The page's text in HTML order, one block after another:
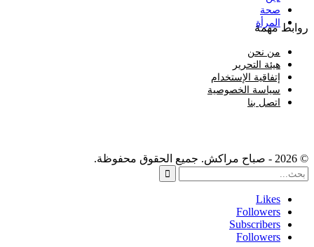
صحة
المرأة
روابط مهمة
من نحن
هيئة التحرير
إتفاقية الإستخدام
سياسة الخصوصية
اتصل بنا
© 2026 - صباح مراكش. جميع الحقوق محفوظة.
Likes
Followers
Subscribers
Followers